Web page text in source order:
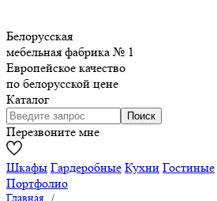
Белорусская
мебельная фабрика № 1
Европейское качество
по белорусской цене
Каталог
Перезвоните мне
Шкафы Гардеробные Кухни Гостиные
Портфолио
Главная /